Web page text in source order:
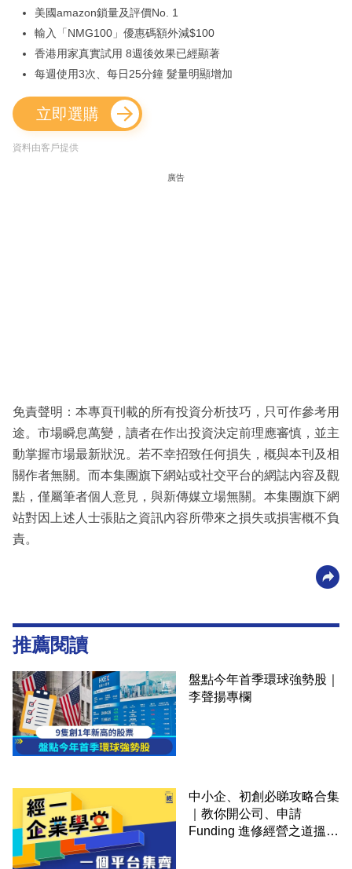
美國amazon鎖量及評價No. 1
輸入「NMG100」優惠碼額外減$100
香港用家真實試用 8週後效果已經顯著
每週使用3次、每日25分鐘 髮量明顯增加
立即選購
資料由客戶提供
廣告
免責聲明：本專頁刊載的所有投資分析技巧，只可作參考用
途。市場瞬息萬變，讀者在作出投資決定前理應審慎，並主
動掌握市場最新狀況。若不幸招致任何損失，概與本刊及相
關作者無關。而本集團旗下網站或社交平台的網誌內容及觀
點，僅屬筆者個人意見，與新傳媒立場無關。本集團旗下網
站對因上述人士張貼之資訊內容所帶來之損失或損害概不負
責。
推薦閱讀
盤點今年首季環球強勢股｜
李聲揚專欄
中小企、初創必睇攻略合集
｜教你開公司、申請
Funding 進修經營之道搵大